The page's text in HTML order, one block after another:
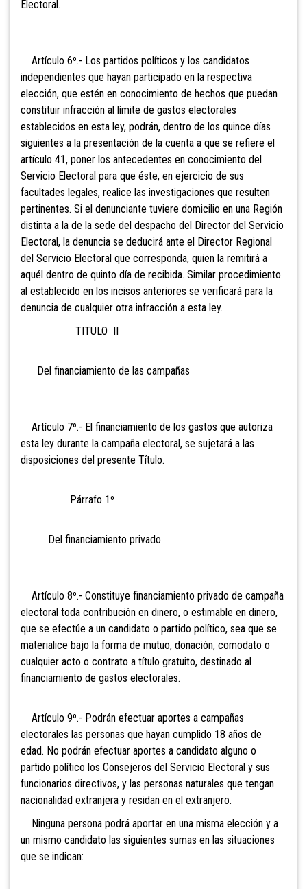
Electoral.
Artículo 6º.- Los partidos políticos y los candidatos
independientes que hayan participado en la respectiva
elección, que estén en conocimiento de hechos que puedan
constituir infracción al límite de gastos electorales
establecidos en esta ley, podrán, dentro de los quince días
siguientes a la presentación de la cuenta a que se refiere el
artículo 41, poner los antecedentes en conocimiento del
Servicio Electoral para que éste, en ejercicio de sus
facultades legales, realice las investigaciones que resulten
pertinentes. Si el denunciante tuviere domicilio en una Región
distinta a la de la sede del despacho del Director del Servicio
Electoral, la denuncia se deducirá ante el Director Regional
del Servicio Electoral que corresponda, quien la remitirá a
aquél dentro de quinto día de recibida. Similar procedimiento
al establecido en los incisos anteriores se verificará para la
denuncia de cualquier otra infracción a esta ley.
TITULO II
Del financiamiento de las campañas
Artículo 7º.- El financiamiento de los gastos que autoriza
esta ley durante la campaña electoral, se sujetará a las
disposiciones del presente Título.
Párrafo 1º
Del financiamiento privado
Artículo 8º.- Constituye financiamiento privado de campaña
electoral toda contribución en dinero, o estimable en dinero,
que se efectúe a un candidato o partido político, sea que se
materialice bajo la forma de mutuo, donación, comodato o
cualquier acto o contrato a título gratuito, destinado al
financiamiento de gastos electorales.
Artículo 9º.- Podrán efectuar aportes a campañas
electorales las personas que hayan cumplido 18 años de
edad. No podrán efectuar aportes a candidato alguno o
partido político los Consejeros del Servicio Electoral y sus
funcionarios directivos, y las personas naturales que tengan
nacionalidad extranjera y residan en el extranjero.
Ninguna persona podrá aportar en una misma elección y a
un mismo candidato las siguientes sumas en las situaciones
que se indican: